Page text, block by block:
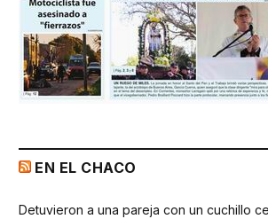
EN EL CHACO
Detuvieron a una pareja con un cuchillo